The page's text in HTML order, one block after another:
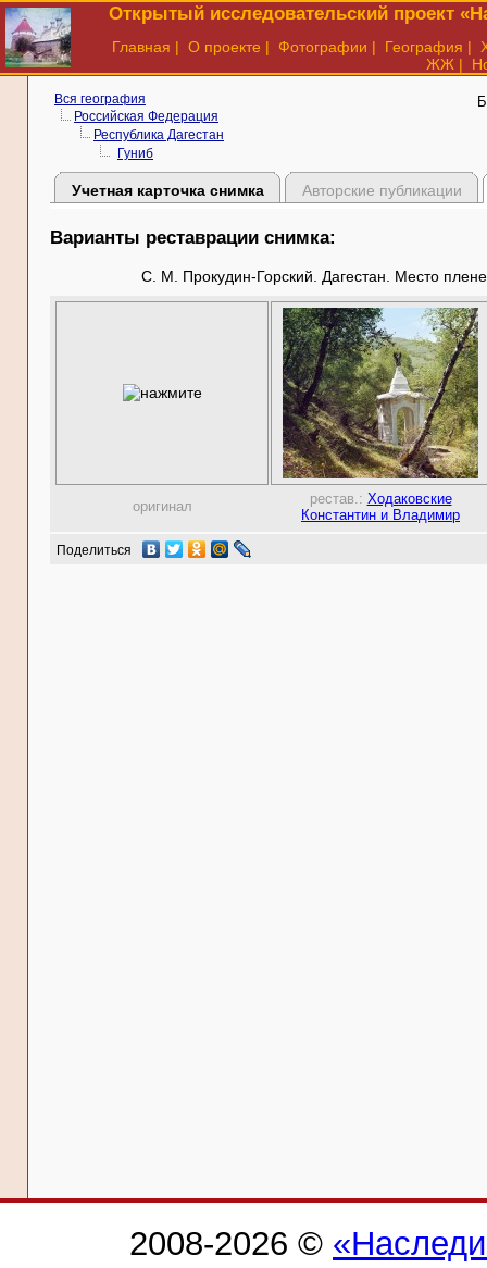
Открытый исследовательский проект
Главная | О проекте | Фотографии | География |
ЖЖ |
Вся география
Российская Федерация
Республика Дагестан
Гуниб
Учетная карточка снимка Авторские публикации
Варианты реставрации снимка:
С. М. Прокудин-Горский. Дагестан. Место
оригинал рестав.: Ходаковские
Константин и Владимир
Поделиться
2008-2026 ©